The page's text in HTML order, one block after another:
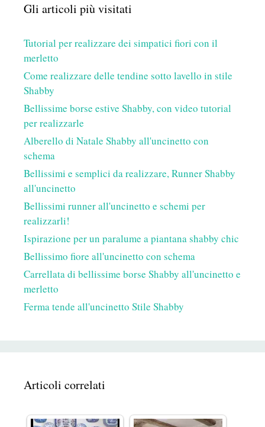
Gli articoli più visitati
Tutorial per realizzare dei simpatici fiori con il
merletto
Come realizzare delle tendine sotto lavello in stile
Shabby
Bellissime borse estive Shabby, con video tutorial
per realizzarle
Alberello di Natale Shabby all'uncinetto con
schema
Bellissimi e semplici da realizzare, Runner Shabby
all'uncinetto
Bellissimi runner all'uncinetto e schemi per
realizzarli!
Ispirazione per un paralume a piantana shabby chic
Bellissimo fiore all'uncinetto con schema
Carrellata di bellissime borse Shabby all'uncinetto e
merletto
Ferma tende all'uncinetto Stile Shabby
Articoli correlati